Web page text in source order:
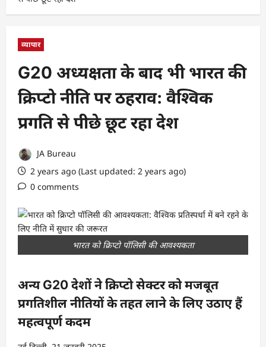
व्यापार
G20 अध्यक्षता के बाद भी भारत की
क्रिप्टो नीति पर ठहराव: वैश्विक
प्रगति से पीछे छूट रहा देश
JA Bureau
2 years ago (Last updated: 2 years ago)
0 comments
भारत को क्रिप्टो पॉलिसी की आवश्यकता
अन्य G20 देशों ने क्रिप्टो सेक्टर को मजबूत
प्रगतिशील नीतियों के तहत लाने के लिए उठाए हैं
महत्वपूर्ण कदम